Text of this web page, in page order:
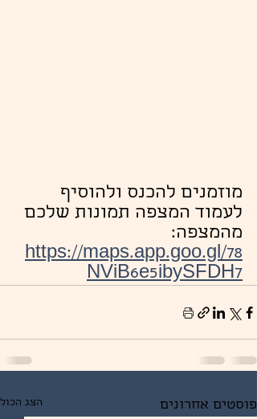
מוזמנים להכנס ולהוסיף
לעמוד המצפה תמונות שלכם
מהמצפה:
https://maps.app.goo.gl/78
NViB6e5ibySFDH7
פוסטים אחרונים הצג הכול